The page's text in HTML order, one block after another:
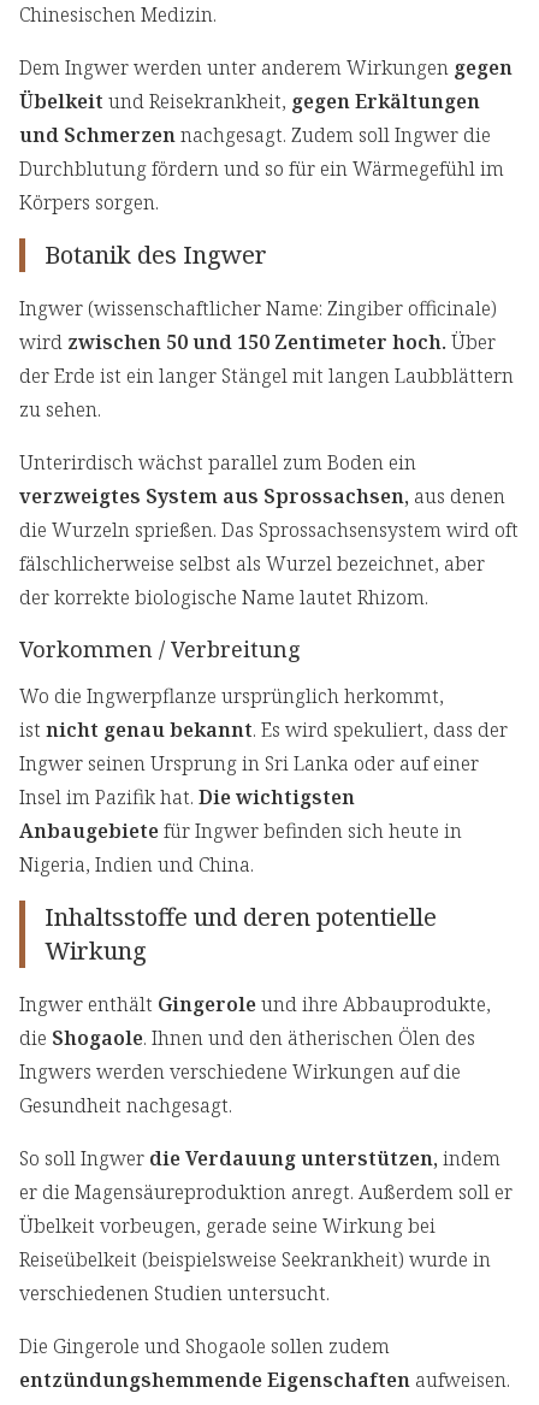
Chinesischen Medizin.
Dem Ingwer werden unter anderem Wirkungen gegen
Übelkeit und Reisekrankheit, gegen Erkältungen
und Schmerzennachgesagt. Zudem soll Ingwer die
Durchblutung fördern und so für ein Wärmegefühl im
Körpers sorgen.
Botanik des Ingwer
Ingwer (wissenschaftlicher Name: Zingiber officinale)
wird zwischen 50 und 150 Zentimeter hoch. Über
der Erde ist ein langer Stängel mit langen Laubblättern
zu sehen.
Unterirdisch wächst parallel zum Boden ein
verzweigtes System aus Sprossachsen, aus denen
die Wurzeln sprießen. Das Sprossachsensystem wird oft
fälschlicherweise selbst als Wurzel bezeichnet, aber
der korrekte biologische Name lautet Rhizom.
Vorkommen / Verbreitung
Wo die Ingwerpflanze ursprünglich herkommt,
ist nicht genau bekannt. Es wird spekuliert, dass der
Ingwer seinen Ursprung in Sri Lanka oder auf einer
Insel im Pazifik hat. Die wichtigsten
Anbaugebietefür Ingwer befinden sich heute in
Nigeria, Indien und China.
Inhaltsstoffe und deren potentielle
Wirkung
Ingwer enthält Gingeroleund ihre Abbauprodukte,
die Shogaole. Ihnen und den ätherischen Ölen des
Ingwers werden verschiedene Wirkungen auf die
Gesundheit nachgesagt.
So soll Ingwer die Verdauung unterstützen, indem
er die Magensäureproduktion anregt. Außerdem soll er
Übelkeit vorbeugen, gerade seine Wirkung bei
Reiseübelkeit (beispielsweise Seekrankheit) wurde in
verschiedenen Studien untersucht.
Die Gingerole und Shogaole sollen zudem
entzündungshemmende Eigenschaften aufweisen.